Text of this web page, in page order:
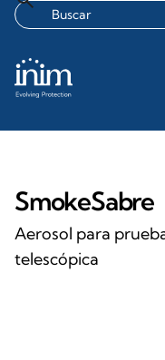
SmokeSabre
Aerosol para
telescópica